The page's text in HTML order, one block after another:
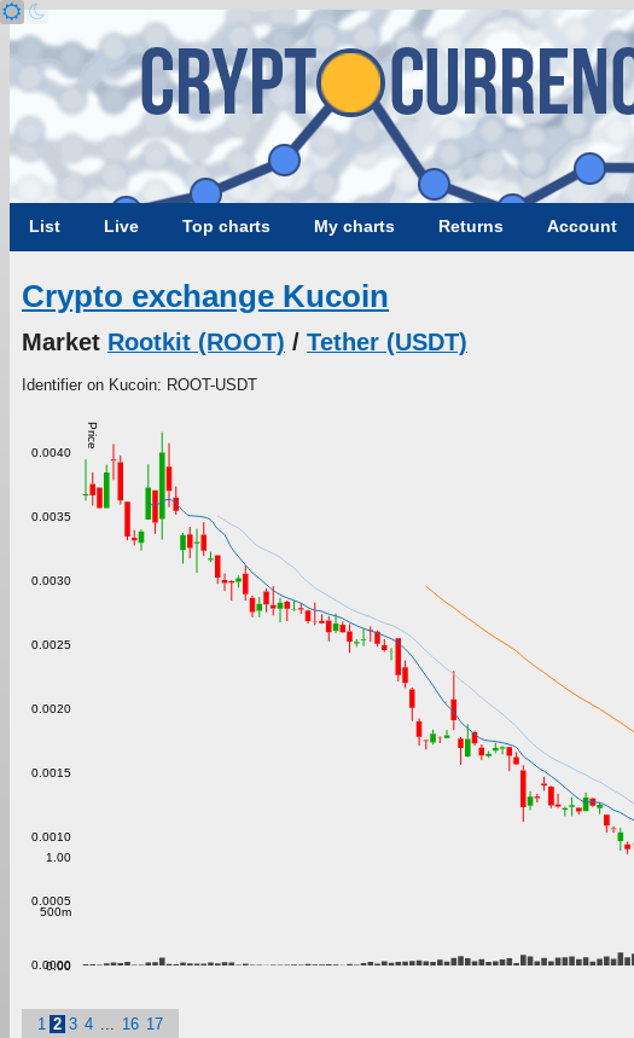
List Live Top charts My charts Returns Account
Crypto exchange Kucoin
Market Rootkit (ROOT) / Tether (USDT)
Identifier on Kucoin: ROOT-USDT
Price
0.0000
0.0005
0.0010
0.0015
0.0020
0.0025
0.0030
0.0035
0.0040
0.00
500m
1.00
1 2 3 4 16 17